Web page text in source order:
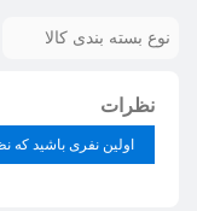
نوع بسته بندی کالا
نظرات
اولین نفری باشید که